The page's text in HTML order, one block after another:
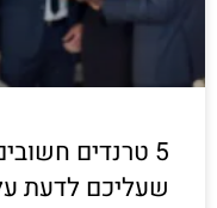
5 טרנדים
שעליכם לדעת